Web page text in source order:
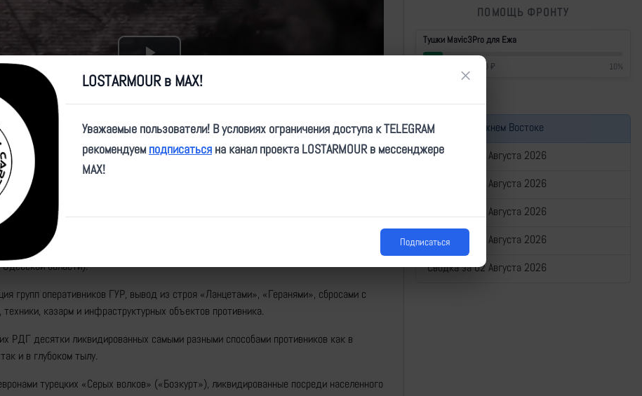
Play
Video
rybar/57624
свежую нарезку кадров работы наших подразделений по ту сторону фронта не
и Сумской областях, но и вдоль всей линии боевого соприкосновения (даже есть
Одесской области).
групп оперативников ГУР, вывод из строя «Ланцетами», «Геранями», сбросами с
казарм и инфраструктурных объектов противника.
РДГ десятки ликвидированных самыми разными способами противников как в
и в глубоком тылу.
турецких «Серых волков» («Бозкурт»), ликвидированные посреди населенного
ПОМОЩЬ ФРОНТУ
Тушки Mavic3Pro для Ежа
430 000 ₽ 10%
Война на Ближнем Востоке
Сводка за 06 Августа 2026
Сводка за 05 Августа 2026
Сводка за 04 Августа 2026
Сводка за 03 Августа 2026
Сводка за 02 Августа 2026
LOSTARMOUR в MAX! ×
Уважаемые пользователи! В условиях ограничения доступа к TELEGRAM
рекомендуем подписаться на канал проекта LOSTARMOUR в мессенджере
MAX!
Подписаться